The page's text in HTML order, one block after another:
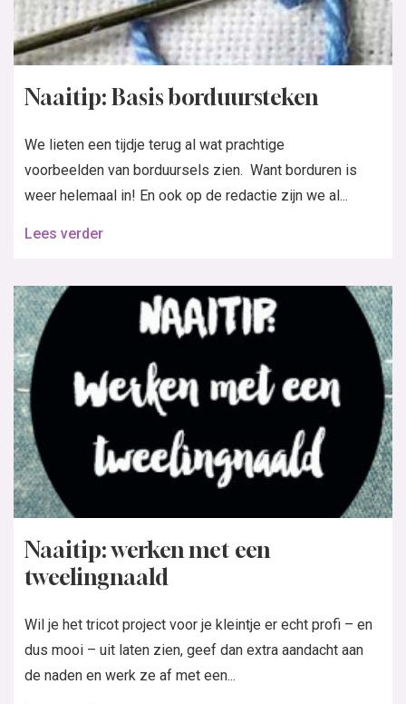
Naaitip: Basis borduursteken
We lieten een tijdje terug al wat prachtige
voorbeelden van borduursels zien. Want borduren is
weer helemaal in! En ook op de redactie zijn we al...
Lees verder
Naaitip: werken met een
tweelingnaald
Wil je het tricot project voor je kleintje er echt profi – en
dus mooi – uit laten zien, geef dan extra aandacht aan
de naden en werk ze af met een...